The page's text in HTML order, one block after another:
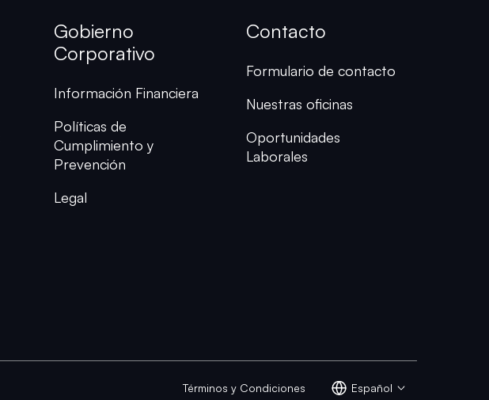
Gobierno
Corporativo
Información Financiera
Políticas de
Cumplimiento y
Prevención
Legal
Contacto
Formulario de contacto
Nuestras oficinas
Oportunidades
Laborales
Términos y Condiciones Español